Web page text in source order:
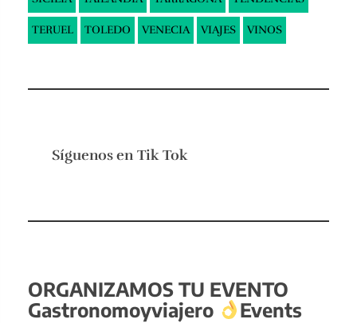
TERUEL TOLEDO VENECIA VIAJES VINOS
Síguenos en Tik Tok
ORGANIZAMOS TU EVENTO
Gastronomoyviajero
Events